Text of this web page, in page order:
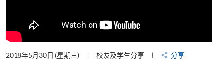
2018年5月30日 (星期三) 校友及学生分享 分享